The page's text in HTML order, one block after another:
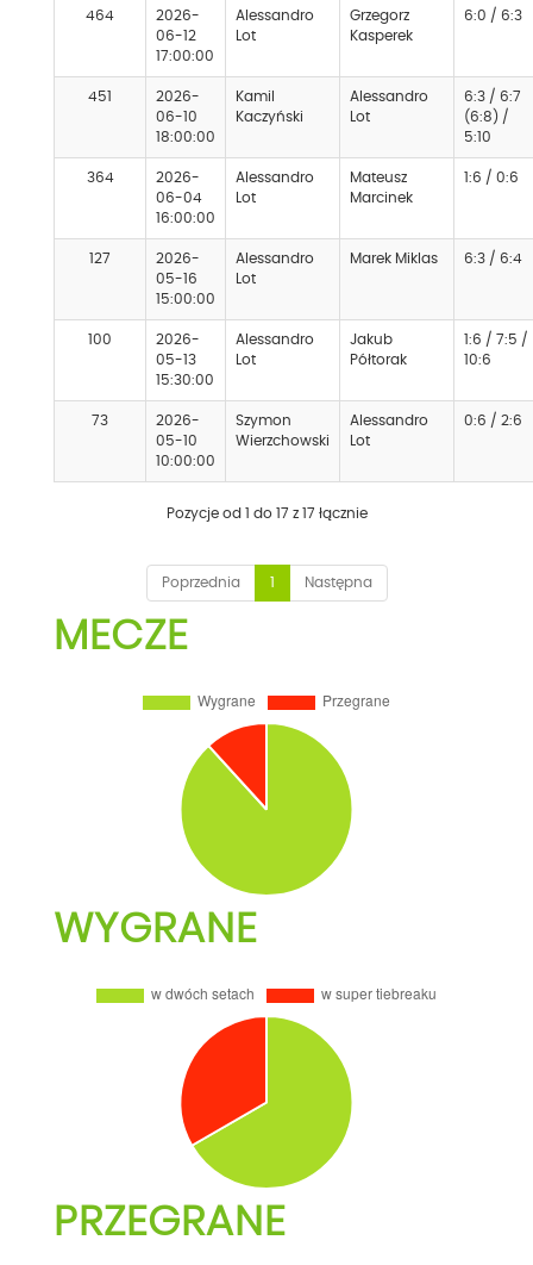
464
2026-
06-12
17:00:00
Alessandro
Lot
Grzegorz
Kasperek
6:0 / 6:3
451
2026-
06-10
18:00:00
Kamil
Kaczyński
Alessandro
Lot
6:3 / 6:7
(6:8) /
5:10
364
2026-
06-04
16:00:00
Alessandro
Lot
Mateusz
Marcinek
1:6 / 0:6
127
2026-
05-16
15:00:00
Alessandro
Lot
Marek Miklas 6:3 / 6:4
100
2026-
05-13
15:30:00
Alessandro
Lot
Jakub
Półtorak
1:6 / 7:5 /
10:6
73
2026-
05-10
10:00:00
Szymon
Wierzchowski
Alessandro
Lot
0:6 / 2:6
Pozycje od 1 do 17 z 17 łącznie
Poprzednia 1 Następna
MECZE
WYGRANE
PRZEGRANE